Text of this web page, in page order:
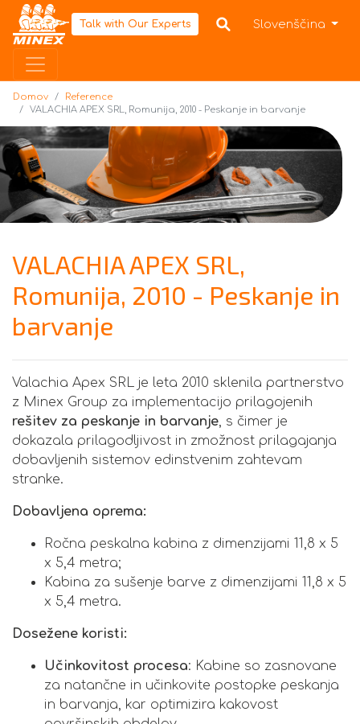
Domov
Talk with Our Experts Slovenščina
Domov
Reference
VALACHIA APEX SRL, Romunija, 2010 - Peskanje in barvanje
VALACHIA APEX SRL,
Romunija, 2010 - Peskanje in
barvanje
Valachia Apex SRL je leta 2010 sklenila partnerstvo
z Minex Group za implementacijo prilagojenih
rešitev za peskanje in barvanje, s čimer je
dokazala prilagodljivost in zmožnost prilagajanja
dobavljenih sistemov edinstvenim zahtevam
stranke.
Dobavljena oprema:
Ročna peskalna kabina z dimenzijami 11,8 x 5
x 5,4 metra;
Kabina za sušenje barve z dimenzijami 11,8 x 5
x 5,4 metra.
Dosežene koristi:
Učinkovitost procesa: Kabine so zasnovane
za natančne in učinkovite postopke peskanja
in barvanja, kar optimizira kakovost